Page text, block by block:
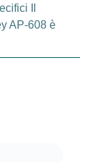
Il
AP-608 è